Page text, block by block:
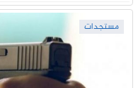
مستجدات